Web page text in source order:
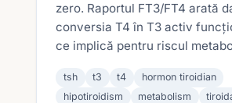
zero. Raportul FT3/FT4 arată
conversia T4 în T3 activ
ce implică pentru riscul
tsh t3 t4
hormon tiroidian
hipotiroidism
metabolism